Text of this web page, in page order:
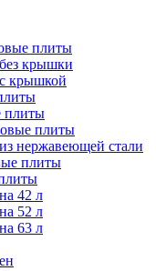
плиты
крышки
крышкой
плиты
плиты
нержавеющей стали
плиты
42 л
52 л
63 л